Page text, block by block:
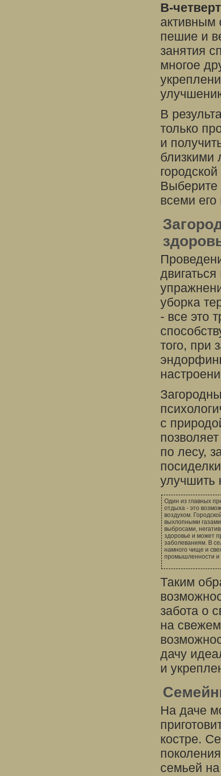
В-
активным
пешие и
занятия
многое
В
только
и
близкими
Выберите
всеми
уборка
- все это
того, при
с
по лесу,
улучшить
Один из главных
отдыха - это
воздухом.
выхлопными
выбросами,
здоровье и может
заболеваниям. В
намного чище и
промышленности и
Таким
забота о
на
дачу
и
На даче
костре.
семьей